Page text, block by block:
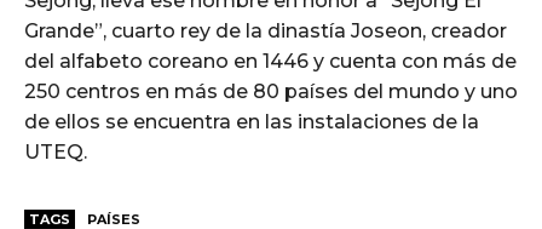
Grande”, cuarto rey de la dinastía Joseon, creador
del alfabeto coreano en 1446 y cuenta con más de
250 centros en más de 80 países del mundo y uno
de ellos se encuentra en las instalaciones de la
UTEQ.
TAGS PAÍSES